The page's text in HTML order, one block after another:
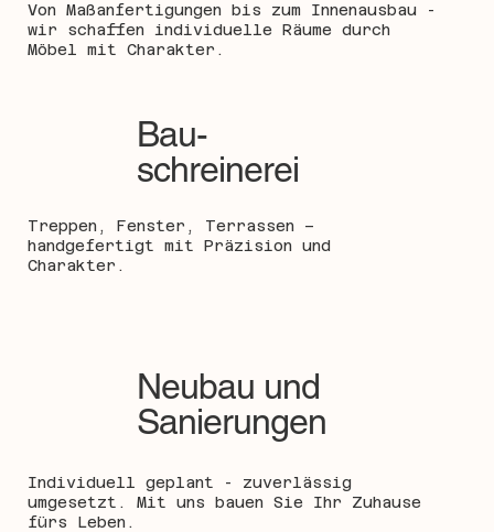
Von Maßanfertigungen bis zum Innenausbau -
wir schaffen individuelle Räume durch
Möbel mit Charakter.
Treppen, Fenster, Terrassen –
handgefertigt mit Präzision und
Charakter.
Bau-
schreinerei
Neubau und
Sanierungen
Individuell geplant - zuverlässig
umgesetzt. Mit uns bauen Sie Ihr Zuhause
fürs Leben.